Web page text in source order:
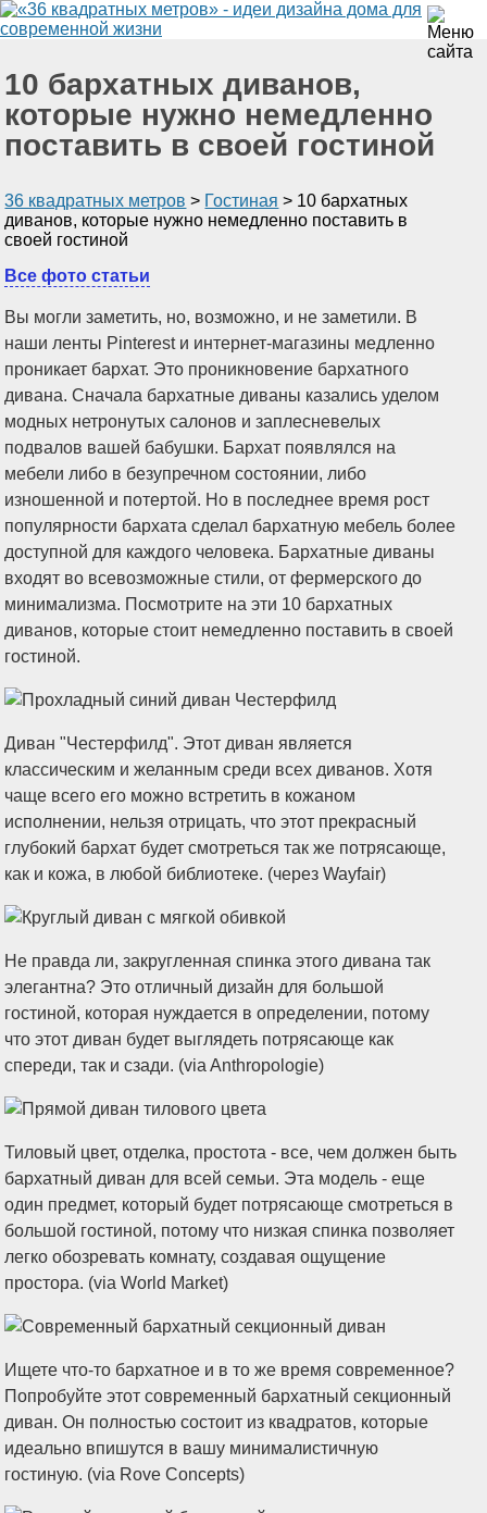
10 бархатных диванов,
которые нужно немедленно
поставить в своей гостиной
36 квадратных метров > Гостиная > 10 бархатных
диванов, которые нужно немедленно поставить в
своей гостиной
Все фото статьи
Вы могли заметить, но, возможно, и не заметили. В
наши ленты Pinterest и интернет-магазины медленно
проникает бархат. Это проникновение бархатного
дивана. Сначала бархатные диваны казались уделом
модных нетронутых салонов и заплесневелых
подвалов вашей бабушки. Бархат появлялся на
мебели либо в безупречном состоянии, либо
изношенной и потертой. Но в последнее время рост
популярности бархата сделал бархатную мебель более
доступной для каждого человека. Бархатные диваны
входят во всевозможные стили, от фермерского до
минимализма. Посмотрите на эти 10 бархатных
диванов, которые стоит немедленно поставить в своей
гостиной.
Диван "Честерфилд". Этот диван является
классическим и желанным среди всех диванов. Хотя
чаще всего его можно встретить в кожаном
исполнении, нельзя отрицать, что этот прекрасный
глубокий бархат будет смотреться так же потрясающе,
как и кожа, в любой библиотеке. (через Wayfair)
Не правда ли, закругленная спинка этого дивана так
элегантна? Это отличный дизайн для большой
гостиной, которая нуждается в определении, потому
что этот диван будет выглядеть потрясающе как
спереди, так и сзади. (via Anthropologie)
Тиловый цвет, отделка, простота - все, чем должен быть
бархатный диван для всей семьи. Эта модель - еще
один предмет, который будет потрясающе смотреться в
большой гостиной, потому что низкая спинка позволяет
легко обозревать комнату, создавая ощущение
простора. (via World Market)
Ищете что-то бархатное и в то же время современное?
Попробуйте этот современный бархатный секционный
диван. Он полностью состоит из квадратов, которые
идеально впишутся в вашу минималистичную
гостиную. (via Rove Concepts)